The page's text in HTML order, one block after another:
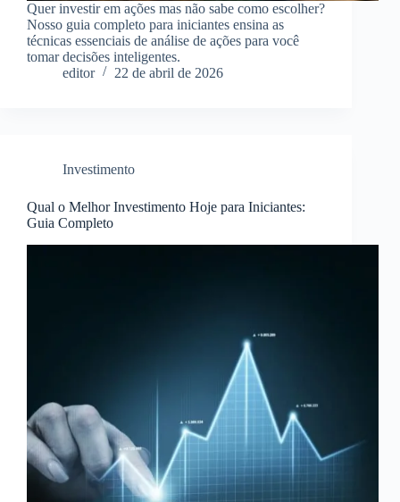
Quer investir em ações mas não sabe como escolher?
Nosso guia completo para iniciantes ensina as
técnicas essenciais de análise de ações para você
tomar decisões inteligentes.
editor
22 de abril de 2026
Investimento
Qual o Melhor Investimento Hoje para Iniciantes:
Guia Completo